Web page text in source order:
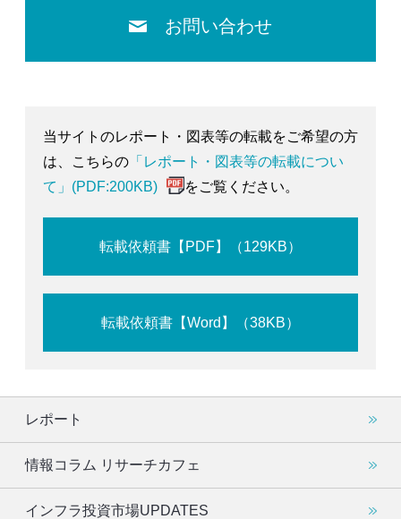
お問い合わせ
当サイトのレポート・図表等の転載をご希望の方
は、こちらの 「レポート・図表等の転載につい
て」(PDF:200KB)
をご覧ください。
転載依頼書【PDF】（129KB）
転載依頼書【Word】（38KB）
レポート
情報コラム リサーチカフェ
インフラ投資市場UPDATES